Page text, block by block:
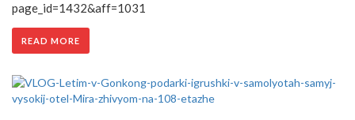
page_id=1432&aff=1031
READ MORE